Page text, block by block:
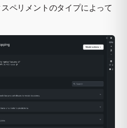
ペリメントのタイプによって